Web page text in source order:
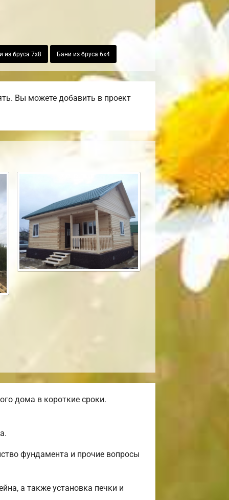
из бруса 7х8 Бани из бруса 6х4
Вы можете добавить в проект
дома в короткие сроки.
фундамента и прочие вопросы
а также установка печки и